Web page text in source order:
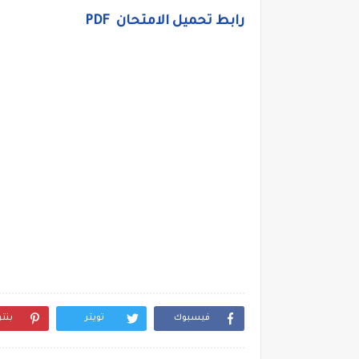
رابط تحميل الامتحان PDF
فيسبوك تويتر